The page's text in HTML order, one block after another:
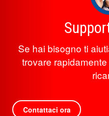
Se hai bisogno ti
trovare
Contattaci ora